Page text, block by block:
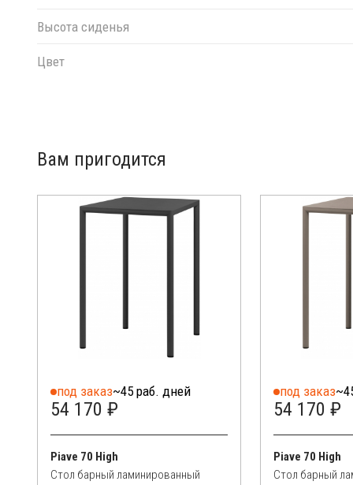
Высота сиденья
Цвет
Вам пригодится
под заказ~45 раб. дней
54 170 ₽
Piave 70 High
Стол барный ламинированный
под заказ
54 170 ₽
Piave 70 High
Стол барный